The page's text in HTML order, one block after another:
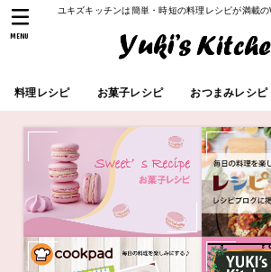
ユキズキッチンは簡単・時短の料理レシピが満載
料理レシピ お菓子レシピ おつまみレシピ
MENU